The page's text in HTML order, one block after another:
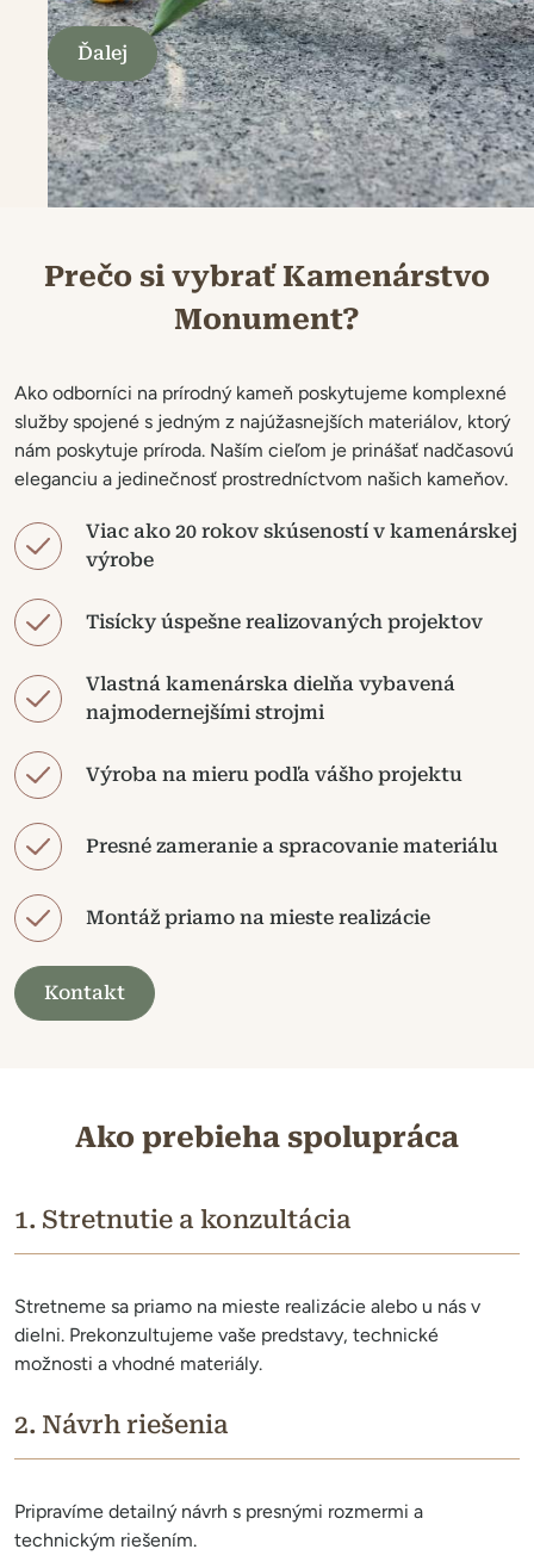
Ďalej
Realizácie architektonického kamenárstva
Prečo si vybrať Kamenárstvo
Monument?
Ako odborníci na prírodný kameň poskytujeme komplexné
služby spojené s jedným z najúžasnejších materiálov, ktorý
nám poskytuje príroda. Naším cieľom je prinášať nadčasovú
eleganciu a jedinečnosť prostredníctvom našich kameňov.
Viac ako 20 rokov skúseností v kamenárskej
výrobe
Tisícky úspešne realizovaných projektov
Vlastná kamenárska dielňa vybavená
najmodernejšími strojmi
Výroba na mieru podľa vášho projektu
Presné zameranie a spracovanie materiálu
Montáž priamo na mieste realizácie
Kontakt
Ako prebieha spolupráca
1. Stretnutie a konzultácia
Stretneme sa priamo na mieste realizácie alebo u nás v
dielni. Prekonzultujeme vaše predstavy, technické
možnosti a vhodné materiály.
2. Návrh riešenia
Pripravíme detailný návrh s presnými rozmermi a
technickým riešením.